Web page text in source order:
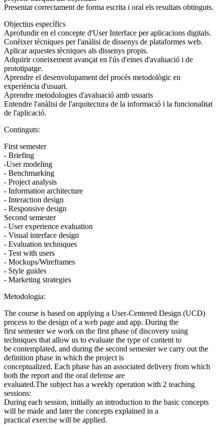
Presentar correctament de forma escrita i oral els resultats obtinguts.
Objectius específics
Aprofundir en el concepte d'User Interface per aplicacions digitals.
Conèixer tècniques per l'anàlisi de dissenys de plataformes web.
Aplicar aquestes tècniques als dissenys propis.
Adquirir coneixement avançat en l'ús d'eines d'avaluació i de
prototipatge.
Aprendre el desenvolupament del procés metodològic en
experiència d'usuari.
Aprendre metodologies d'avaluació amb usuaris
Entendre l'anàlisi de l'arquitectura de la informació i la funcionalitat
de l'aplicació.
Continguts:
First semester
- Briefing
-User modeling
- Benchmarking
- Project analysis
- Information architecture
- Interaction design
- Responsive design
Second semester
- User experience evaluation
- Visual interface design
- Evaluation techniques
- Test with users
- Mockups/Wireframes
- Style guides
- Marketing strategies
Metodologia:
The course is based on applying a User-Centered Design (UCD)
process to the design of a web page and app. During the
first semester we work on the first phase of discovery using
techniques that allow us to evaluate the type of content to
be contemplated, and during the second semester we carry out the
definition phase in which the project is
conceptualized. Each phase has an associated delivery from which
both the report and the oral defense are
evaluated.The subject has a weekly operation with 2 teaching
sessions:
During each session, initially an introduction to the basic concepts
will be made and later the concepts explained in a
practical exercise will be applied.